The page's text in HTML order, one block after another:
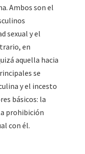
Ambos son el
sexual y el
en
aquella hacia
se
y el incesto
básicos: la
prohibición
con él.